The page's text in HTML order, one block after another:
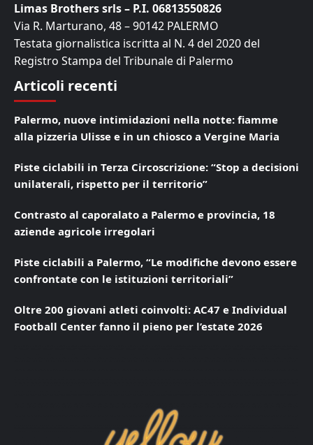
Limas Brothers srls – P.I. 06813550826
Via R. Marturano, 48 – 90142 PALERMO
Testata giornalistica iscritta al N. 4 del 2020 del
Registro Stampa del Tribunale di Palermo
Articoli recenti
Palermo, nuove intimidazioni nella notte: fiamme
alla pizzeria Ulisse e in un chiosco a Vergine Maria
Piste ciclabili in Terza Circoscrizione: “Stop a decisioni
unilaterali, rispetto per il territorio”
Contrasto al caporalato a Palermo e provincia, 18
aziende agricole irregolari
Piste ciclabili a Palermo, “Le modifiche devono essere
confrontate con le istituzioni territoriali”
Oltre 200 giovani atleti coinvolti: AC47 e Individual
Football Center fanno il pieno per l’estate 2026